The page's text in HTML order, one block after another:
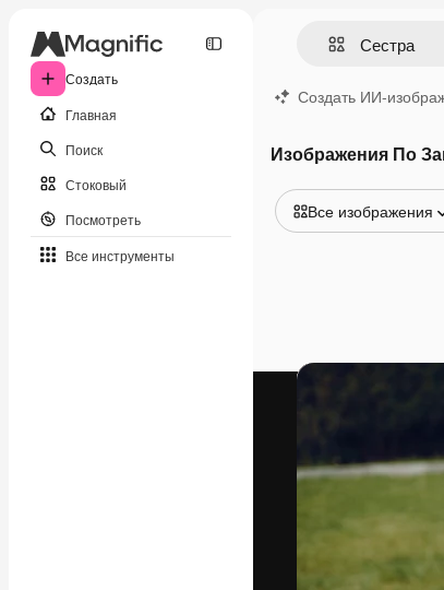
Создать
Главная
Поиск
Стоковый
Посмотреть
Все инструменты
Создать ИИ-
Изображения По
Все изображения
Видео
Моушн-дизайн
3D-модели
Шрифты
ваших